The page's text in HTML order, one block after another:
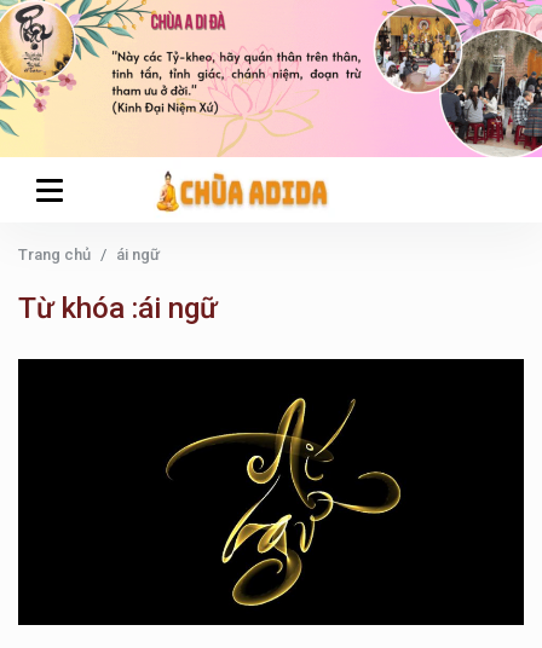
Trang chủ ái ngữ
Từ khóa :ái ngữ